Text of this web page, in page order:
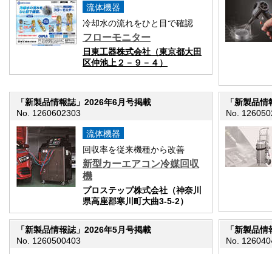
流体機器
冷却水の流れをひと目で確認
フローモニター
日東工器株式会社（東京都大田
区仲池上２－９－４）
「新製品情報誌」2026年6月号掲載
No. 1260602303
流体機器
回収率を従来機種から改善
新型カーエアコン冷媒回収
機
プロステップ株式会社（神奈川
県高座郡寒川町大曲3-5-2）
「新製品
No.
「新製品情報誌」2026年5月号掲載
No. 1260500403
「新製品
No.